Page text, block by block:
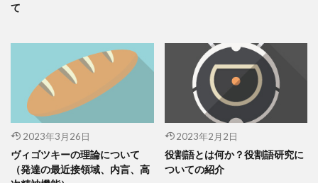
て
2023年3月26日
ヴィゴツキーの理論について
（発達の最近接領域、内言、高
2023年2月2日
役割語とは何か？役割語研究に
ついての紹介